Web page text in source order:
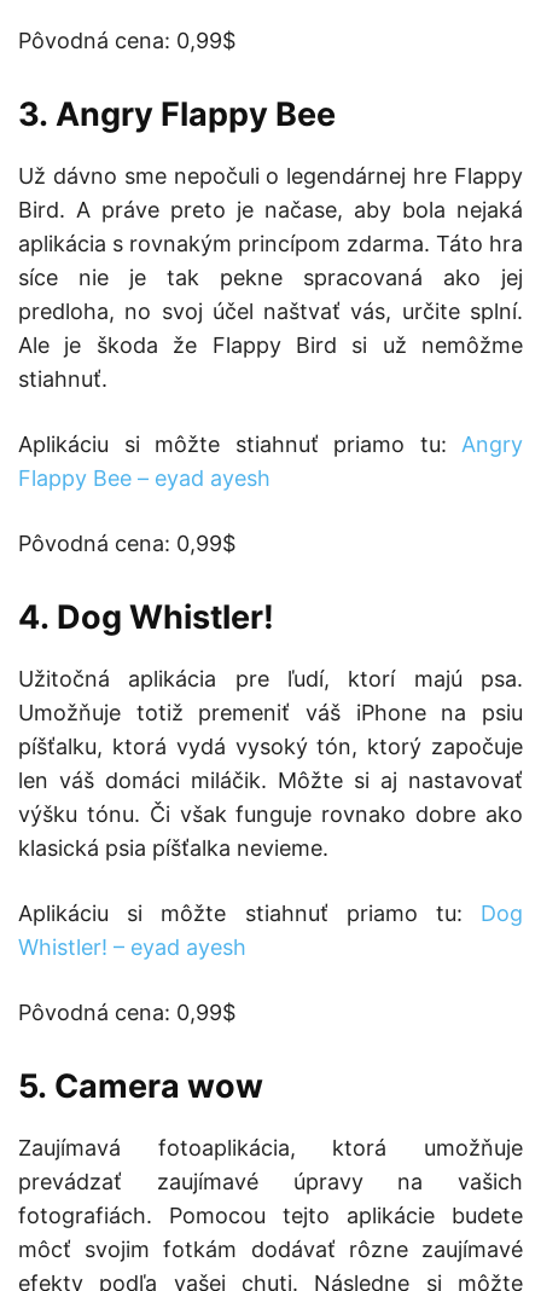
Pôvodná cena: 0,99$
3. Angry Flappy Bee
Už dávno sme nepočuli o legendárnej hre Flappy
Bird. A práve preto je načase, aby bola nejaká
aplikácia s rovnakým princípom zdarma. Táto hra
síce nie je tak pekne spracovaná ako jej
predloha, no svoj účel naštvať vás, určite splní.
Ale je škoda že Flappy Bird si už nemôžme
stiahnuť.
Aplikáciu si môžte stiahnuť priamo tu: Angry
Flappy Bee – eyad ayesh
Pôvodná cena: 0,99$
4. Dog Whistler!
Užitočná aplikácia pre ľudí, ktorí majú psa.
Umožňuje totiž premeniť váš iPhone na psiu
píšťalku, ktorá vydá vysoký tón, ktorý započuje
len váš domáci miláčik. Môžte si aj nastavovať
výšku tónu. Či však funguje rovnako dobre ako
klasická psia píšťalka nevieme.
Aplikáciu si môžte stiahnuť priamo tu: Dog
Whistler! – eyad ayesh
Pôvodná cena: 0,99$
5. Camera wow
Zaujímavá fotoaplikácia, ktorá umožňuje
prevádzať zaujímavé úpravy na vašich
fotografiách. Pomocou tejto aplikácie budete
môcť svojim fotkám dodávať rôzne zaujímavé
efekty podľa vašej chuti. Následne si môžte